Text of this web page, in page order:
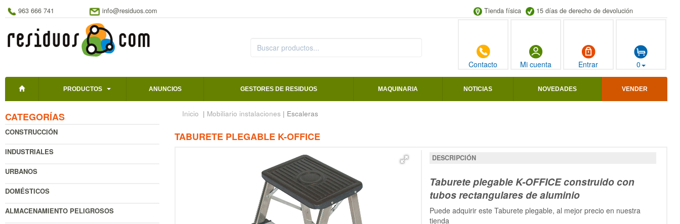
963 666 741 info@residuos.com Tienda física 15 días de derecho de devolución
Contacto Mi cuenta Entrar 0
PRODUCTOS ANUNCIOS GESTORES DE RESIDUOS MAQUINARIA NOTICIAS NOVEDADES VENDER
CATEGORÍAS
CONSTRUCCIÓN
INDUSTRIALES
URBANOS
DOMÉSTICOS
ALMACENAMIENTO PELIGROSOS
Inicio | Mobiliario instalaciones | Escaleras
TABURETE PLEGABLE K-OFFICE
DESCRIPCIÓN
Taburete plegable K-OFFICE construido con
tubos rectangulares de aluminio
Puede adquirir este Taburete plegable, al mejor precio en nuestra
tienda